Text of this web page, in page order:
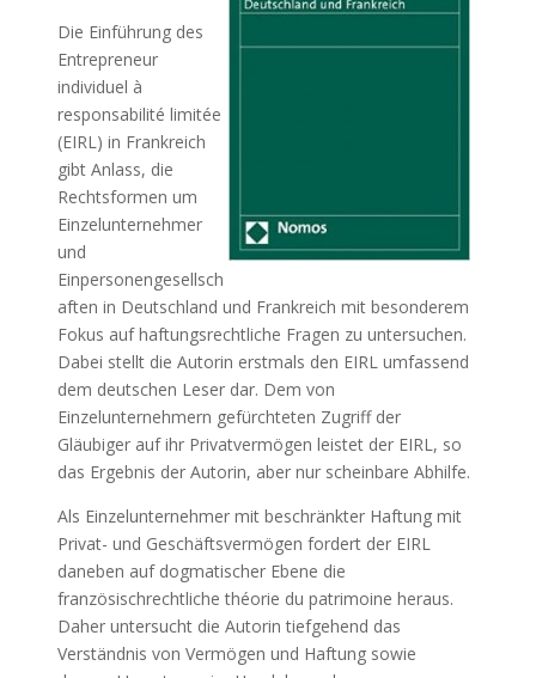
Die Einführung des
Entrepreneur
individuel à
responsabilité limitée
(EIRL) in Frankreich
gibt Anlass, die
Rechtsformen um
Einzelunternehmer
und
Einpersonengesellsch
aften in Deutschland und Frankreich mit besonderem
Fokus auf haftungsrechtliche Fragen zu untersuchen.
Dabei stellt die Autorin erstmals den EIRL umfassend
dem deutschen Leser dar. Dem von
Einzelunternehmern gefürchteten Zugriff der
Gläubiger auf ihr Privatvermögen leistet der EIRL, so
das Ergebnis der Autorin, aber nur scheinbare Abhilfe.
Als Einzelunternehmer mit beschränkter Haftung mit
Privat- und Geschäftsvermögen fordert der EIRL
daneben auf dogmatischer Ebene die
französischrechtliche théorie du patrimoine heraus.
Daher untersucht die Autorin tiefgehend das
Verständnis von Vermögen und Haftung sowie